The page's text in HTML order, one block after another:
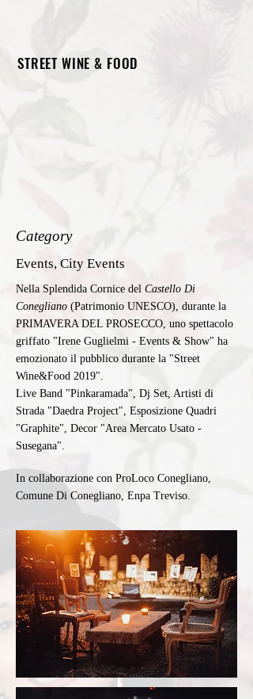
STREET WINE & FOOD
Category
Events, City Events
Nella Splendida Cornice del Castello Di
Conegliano (Patrimonio UNESCO), durante la
PRIMAVERA DEL PROSECCO, uno spettacolo
griffato "Irene Guglielmi - Events & Show" ha
emozionato il pubblico durante la "Street
Wine&Food 2019".
Live Band "Pinkaramada", Dj Set, Artisti di
Strada "Daedra Project", Esposizione Quadri
"Graphite", Decor "Area Mercato Usato -
Susegana".
In collaborazione con ProLoco Conegliano,
Comune Di Conegliano, Enpa Treviso.